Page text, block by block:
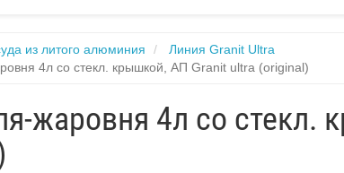
из литого алюминия
Линия Granit Ultra
4л со стекл. крышкой, АП Granit ultra (original)
жаровня 4л со стекл.